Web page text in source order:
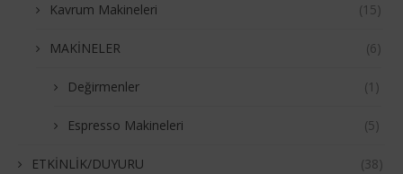
Kavrum Makineleri (15)
MAKİNELER (6)
Değirmenler (1)
Espresso Makineleri (5)
ETKİNLİK/DUYURU (38)